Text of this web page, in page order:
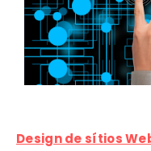
Design de sítios